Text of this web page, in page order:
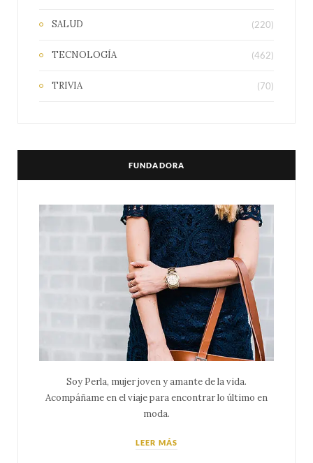
SALUD (220)
TECNOLOGÍA (462)
TRIVIA (70)
FUNDADORA
Soy Perla, mujer joven y amante de la vida.
Acompáñame en el viaje para encontrar lo último en
moda.
LEER MÁS